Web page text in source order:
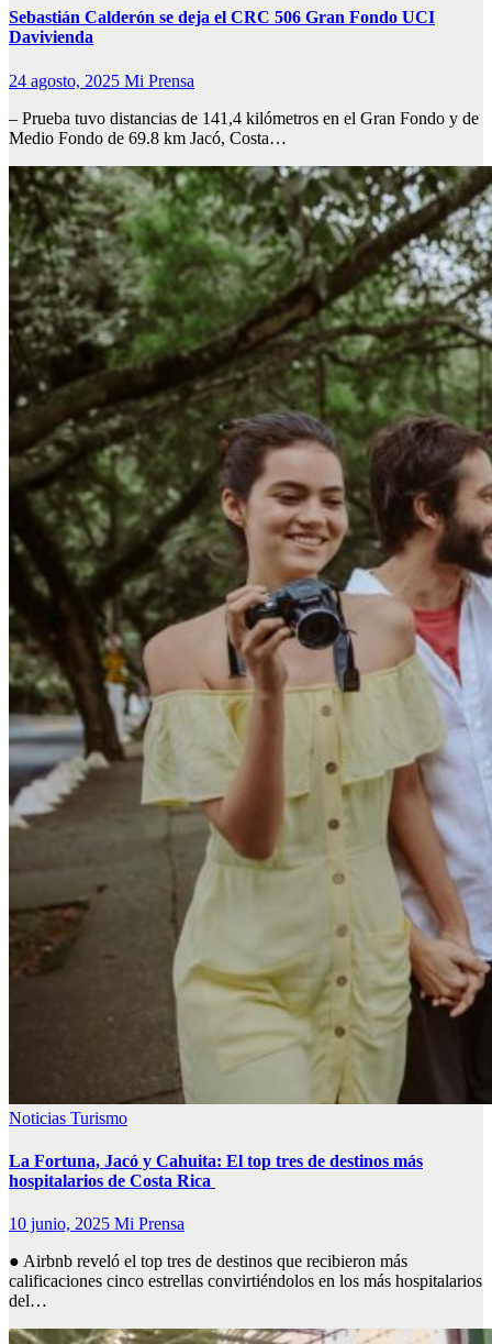
Sebastián Calderón se deja el CRC 506 Gran Fondo UCI
Davivienda
24 agosto, 2025 Mi Prensa
– Prueba tuvo distancias de 141,4 kilómetros en el Gran Fondo y de
Medio Fondo de 69.8 km Jacó, Costa…
Noticias Turismo
La Fortuna, Jacó y Cahuita: El top tres de destinos más
hospitalarios de Costa Rica
10 junio, 2025 Mi Prensa
● Airbnb reveló el top tres de destinos que recibieron más
calificaciones cinco estrellas convirtiéndolos en los más hospitalarios
del…